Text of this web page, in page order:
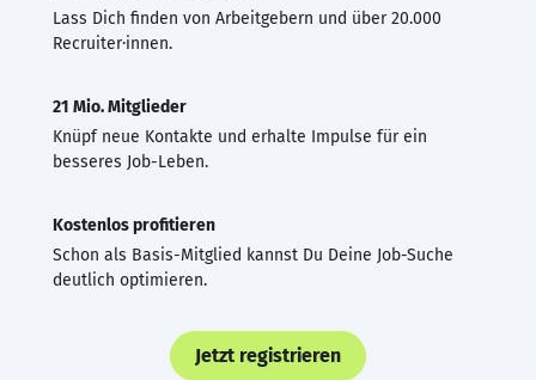
Lass Dich finden von Arbeitgebern und über 20.000
Recruiter·innen.
21 Mio. Mitglieder
Knüpf neue Kontakte und erhalte Impulse für ein
besseres Job-Leben.
Kostenlos profitieren
Schon als Basis-Mitglied kannst Du Deine Job-Suche
deutlich optimieren.
Jetzt registrieren